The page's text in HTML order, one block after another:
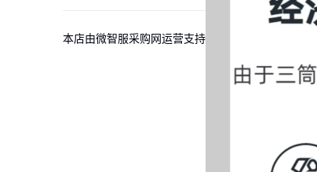
本店由微智服采购网运营支持